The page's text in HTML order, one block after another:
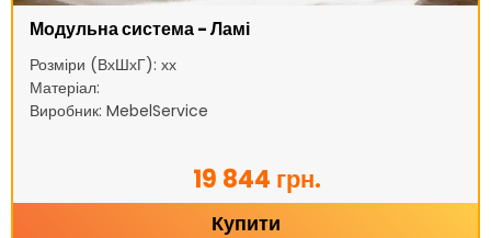
Модульна система - Ламі
Розміри (ВхШхГ): хх
Матеріал:
Виробник: MebelService
19 844 грн.
Купити